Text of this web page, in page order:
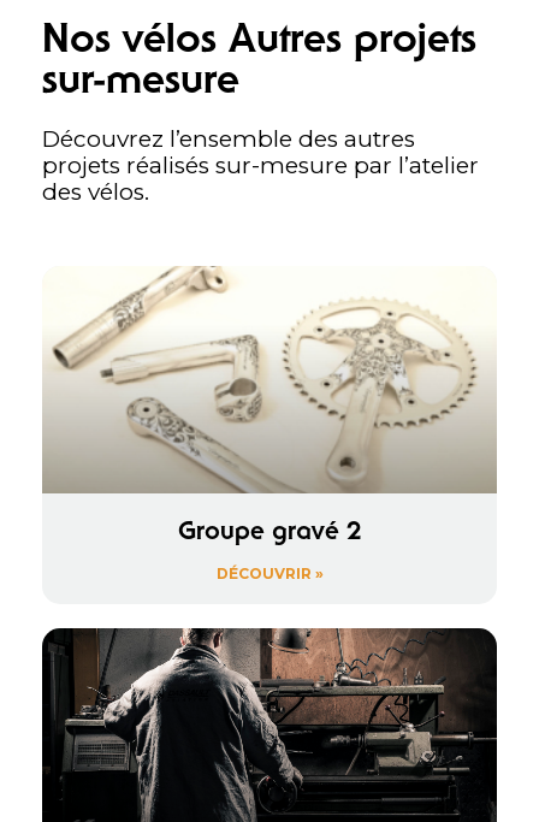
Nos vélos Autres projets
sur-mesure
Découvrez l’ensemble des autres
projets réalisés sur-mesure par l’atelier
des vélos.
Groupe gravé 2
DÉCOUVRIR »